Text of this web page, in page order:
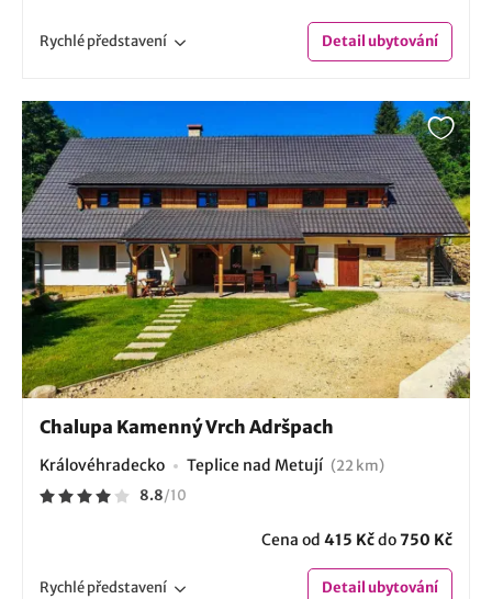
Rychlépředstavení Detailubytování
Chalupa Kamenný Vrch Adršpach
Královéhradecko Teplice nad Metují (22 km)
8.8/10
Cena od 415 Kčdo750 Kč
Rychlépředstavení Detailubytování